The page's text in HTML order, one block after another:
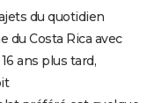
du quotidien
du Costa Rica avec
ans plus tard,